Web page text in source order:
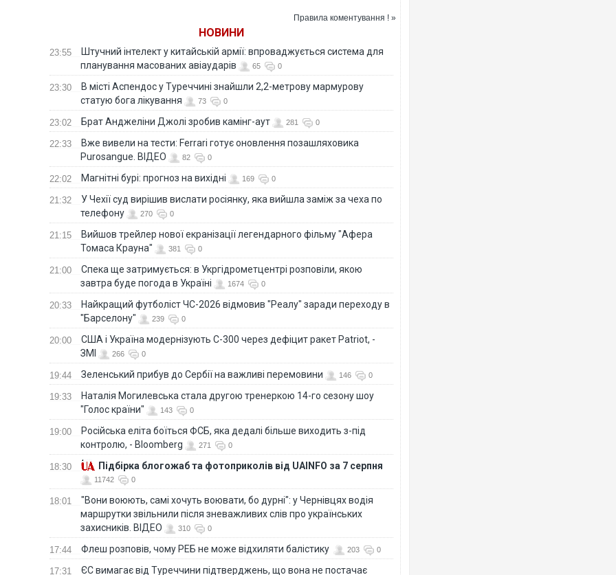
Правила коментування ! »
НОВИНИ
23:55
Штучний інтелект у китайській армії: впроваджується система для
планування масованих авіаударів
65 0
23:30
В місті Аспендос у Туреччині знайшли 2,2-метрову мармурову
статую бога лікування
73 0
23:02 Брат Анджеліни Джолі зробив камінг-аут 281 0
22:33
Вже вивели на тести: Ferrari готує оновлення позашляховика
Purosangue. ВІДЕО
82 0
22:02 Магнітні бурі: прогноз на вихідні 169 0
21:32
У Чехії суд вирішив вислати росіянку, яка вийшла заміж за чеха по
телефону
270 0
21:15
Вийшов трейлер нової екранізації легендарного фільму "Афера
Томаса Крауна"
381 0
21:00
Спека ще затримується: в Укргідрометцентрі розповіли, якою
завтра буде погода в Україні
1674 0
20:33
Найкращий футболіст ЧС-2026 відмовив "Реалу" заради переходу в
"Барселону"
239 0
20:00
США і Україна модернізують С-300 через дефіцит ракет Patriot, -
ЗМІ
266 0
19:44 Зеленський прибув до Сербії на важливі перемовини 146 0
19:33
Наталія Могилевська стала другою тренеркою 14-го сезону шоу
"Голос країни"
143 0
19:00
Російська еліта боїться ФСБ, яка дедалі більше виходить з-під
контролю, - Bloomberg
271 0
18:30 Підбірка блогожаб та фотоприколів від UAINFO за 7 серпня
11742 0
18:01
"Вони воюють, самі хочуть воювати, бо дурні": у Чернівцях водія
маршрутки звільнили після зневажливих слів про українських
захисників. ВІДЕО
310 0
17:44 Флеш розповів, чому РЕБ не може відхиляти балістику 203 0
17:31 ЄС вимагає від Туреччини підтверджень, що вона не постачає